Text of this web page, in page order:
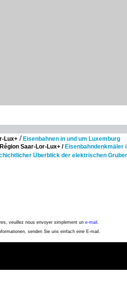
Lux+ / Eisenbahnen in und um Luxemburg
Saar-Lor-Lux+ /Eisenbahndenkmäler
Überblick der elektrischen
veuillez nous envoyer simplement un e-mail.
senden Sie uns einfach eine E-mail.